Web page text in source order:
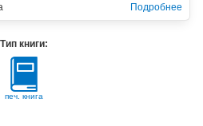
Подробнее
Тип книги:
печ. книга